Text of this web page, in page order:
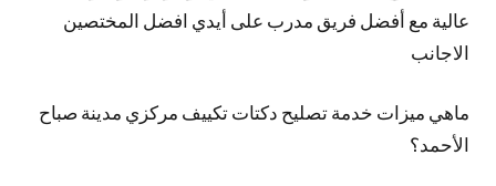
عالية مع أفضل فريق مدرب على أيدي افضل المختصين
الاجانب
ماهي ميزات خدمة تصليح دكتات تكييف مركزي مدينة صباح
الأحمد؟